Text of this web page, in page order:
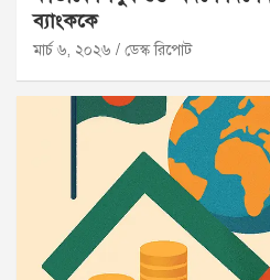
ব্যাংককে
মার্চ ৬, ২০২৬ ডেস্ক রিপোট